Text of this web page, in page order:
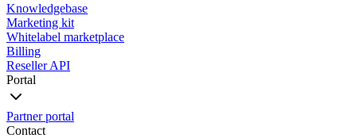
Knowledgebase
Marketing kit
Whitelabel marketplace
Billing
Reseller API
Portal
Partner portal
Contact